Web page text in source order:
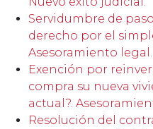
Servidumbre de
derecho por el
Asesoramiento legal.
Exención por
compra su nueva
actual?.
Resolución del